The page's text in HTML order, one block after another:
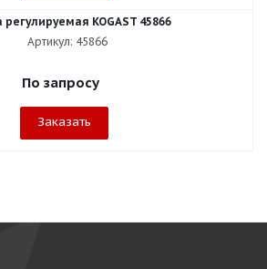
KOGAST 45866
Артикул: 45866
По запросу
Заказать